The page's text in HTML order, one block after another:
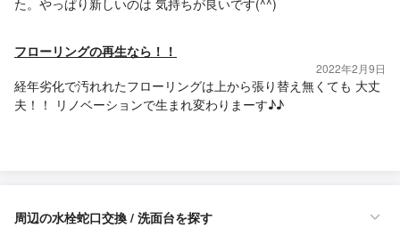
た。やっぱり新しいのは 気持ちが良いです(^^)
フローリングの再生なら！！
2022年2月9日
経年劣化で汚れれたフローリングは上から張り替え無くても 大丈
夫！！ リノベーションで生まれ変わりまーす♪♪
周辺の水栓蛇口交換 / 洗面台を探す